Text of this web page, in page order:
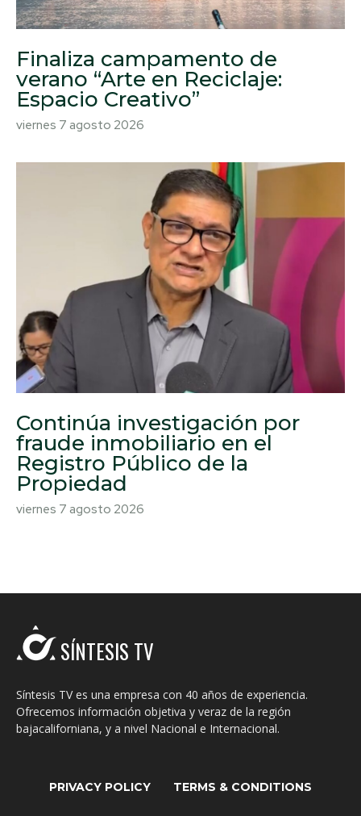
Finaliza campamento de
verano “Arte en Reciclaje:
Espacio Creativo”
viernes 7 agosto 2026
Continúa investigación por
fraude inmobiliario en el
Registro Público de la
Propiedad
viernes 7 agosto 2026
SÍNTESIS TV
Síntesis TV es una empresa con 40 años de experiencia.
Ofrecemos información objetiva y veraz de la región
bajacaliforniana, y a nivel Nacional e Internacional.
PRIVACY POLICY TERMS & CONDITIONS